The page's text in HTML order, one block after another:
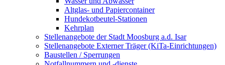
Altglas- und Papiercontainer
Hundekotbeutel-Stationen
Kehrplan
Stellenangebote der Stadt Moosburg a.d. Isar
Stellenangebote Externer Träger (KiTa-Einrichtungen)
Baustellen / Sperrungen